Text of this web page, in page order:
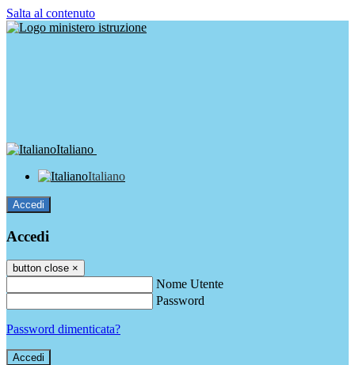
Salta al contenuto
Italiano
Italiano
Accedi
Accedi
button close ×
Nome Utente
Password
Password dimenticata?